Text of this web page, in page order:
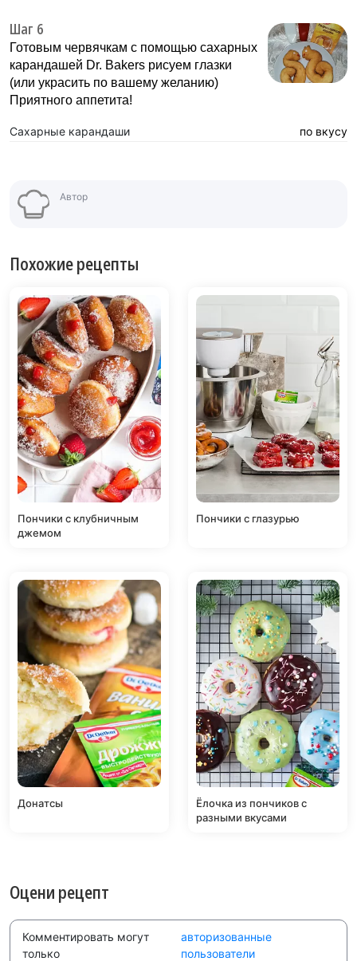
Шаг 6
Готовым червячкам с помощью сахарных
карандашей Dr. Bakers рисуем глазки
(или украсить по вашему желанию)
Приятного аппетита!
Сахарные карандаши по вкусу
Автор
Похожие рецепты
Пончики с клубничным
джемом
Пончики с глазурью
Донатсы
Ёлочка из пончиков с
разными вкусами
Оцени рецепт
Комментировать могут
только
авторизованные
пользователи